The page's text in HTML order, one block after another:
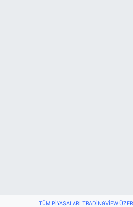
TÜM PIYASALARI TRADINGVIEW